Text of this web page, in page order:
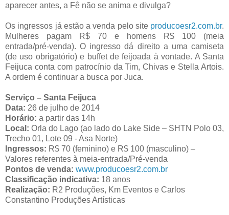
aparecer antes, a Fê não se anima e divulga?
Os ingressos já estão a venda pelo site producoesr2.com.br.
Mulheres pagam R$ 70 e homens R$ 100 (meia
entrada/pré-venda). O ingresso dá direito a uma camiseta
(de uso obrigatório) e buffet de feijoada à vontade. A Santa
Feijuca conta com patrocínio da Tim, Chivas e Stella Artois.
A ordem é continuar a busca por Juca.
Serviço – Santa Feijuca
Data: 26 de julho de 2014
Horário: a partir das 14h
Local: Orla do Lago (ao lado do Lake Side – SHTN Polo 03,
Trecho 01, Lote 09 - Asa Norte)
Ingressos: R$ 70 (feminino) e R$ 100 (masculino) –
Valores referentes à meia-entrada/Pré-venda
Pontos de venda: www.producoesr2.com.br
Classificação indicativa: 18 anos
Realização: R2 Produções, Km Eventos e Carlos
Constantino Produções Artísticas